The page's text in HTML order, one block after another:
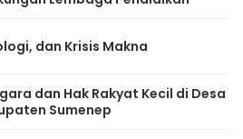
dan Krisis Makna
dan Hak Rakyat Kecil di Desa
Sumenep